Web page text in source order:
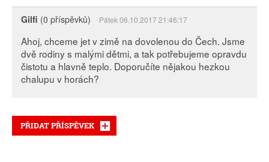
Gilfi (0 příspěvků) Pátek 06.10.2017 21:46:17
Ahoj, chceme jet v zimě na dovolenou do Čech. Jsme
dvě rodiny s malými dětmi, a tak potřebujeme opravdu
čistotu a hlavně teplo. Doporučíte nějakou hezkou
chalupu v horách?
PŘIDAT PŘÍSPĚVEK